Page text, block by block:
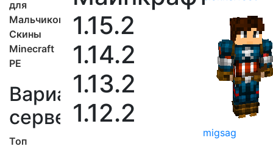
для
Мальчиков
Скины
Minecraft
PE
Варианты
серверов
Топ
1.15.2
1.14.2
1.13.2
1.12.2
migsag